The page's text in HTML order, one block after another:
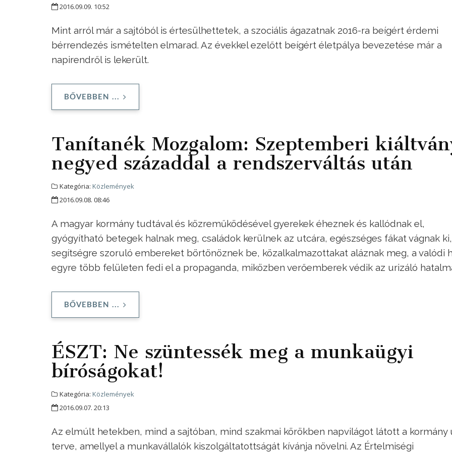
2016.09.09. 10:52
Mint arról már a sajtóból is értesülhettetek, a szociális ágazatnak 2016-ra beígért érdemi
bérrendezés ismételten elmarad. Az évekkel ezelőtt beígért életpálya bevezetése már a
napirendről is lekerült.
BŐVEBBEN ...
Tanítanék Mozgalom: Szeptemberi
negyed századdal a rendszerváltás után
Kategória: Közlemények
2016.09.08. 08:46
A magyar kormány tudtával és közreműködésével gyerekek éheznek és kallódnak el,
gyógyítható betegek halnak meg, családok kerülnek az utcára, egészséges fákat vágnak ki,
segítségre szoruló embereket börtönöznek be, közalkalmazottakat aláznak meg, a valódi
egyre több felületen fedi el a propaganda, miközben verőemberek védik az urizáló
BŐVEBBEN ...
ÉSZT: Ne szüntessék meg a munkaügyi
bíróságokat!
Kategória: Közlemények
2016.09.07. 20:13
Az elmúlt hetekben, mind a sajtóban, mind szakmai körökben napvilágot látott a kormány
terve, amellyel a munkavállalók kiszolgáltatottságát kívánja növelni. Az Értelmiségi